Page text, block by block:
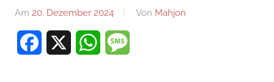
Am 20. Dezember 2024 Von Mahjon
Facebook WhatsApp